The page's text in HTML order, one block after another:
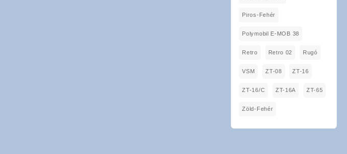
Piros-Fehér
Polymobil E-MOB 38
Retro Retro 02 Rugó
VSM ZT-08 ZT-16
ZT-16/C ZT-16A ZT-65
Zöld-Fehér